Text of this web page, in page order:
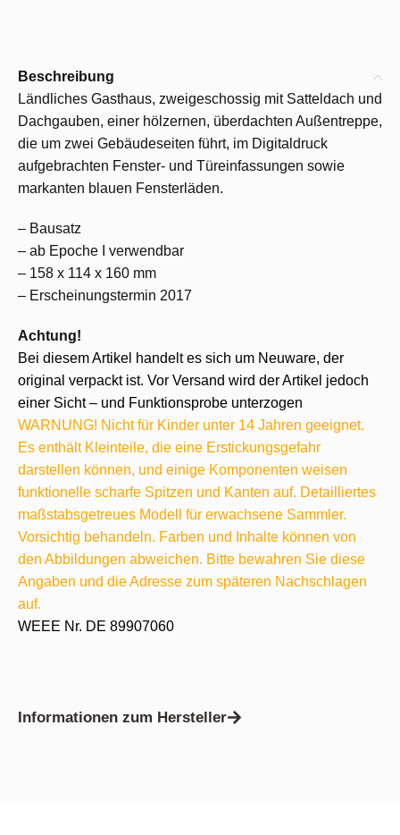
Beschreibung
Ländliches Gasthaus, zweigeschossig mit Satteldach und
Dachgauben, einer hölzernen, überdachten Außentreppe,
die um zwei Gebäudeseiten führt, im Digitaldruck
aufgebrachten Fenster- und Türeinfassungen sowie
markanten blauen Fensterläden.
– Bausatz
– ab Epoche I verwendbar
– 158 x 114 x 160 mm
– Erscheinungstermin 2017
Achtung!
Bei diesem Artikel handelt es sich um Neuware, der
original verpackt ist. Vor Versand wird der Artikel jedoch
einer Sicht – und Funktionsprobe unterzogen
WARNUNG! Nicht für Kinder unter 14 Jahren geeignet.
Es enthält Kleinteile, die eine Erstickungsgefahr
darstellen können, und einige Komponenten weisen
funktionelle scharfe Spitzen und Kanten auf. Detailliertes
maßstabsgetreues Modell für erwachsene Sammler.
Vorsichtig behandeln. Farben und Inhalte können von
den Abbildungen abweichen. Bitte bewahren Sie diese
Angaben und die Adresse zum späteren Nachschlagen
auf.
WEEE Nr. DE 89907060
Informationen zum Hersteller